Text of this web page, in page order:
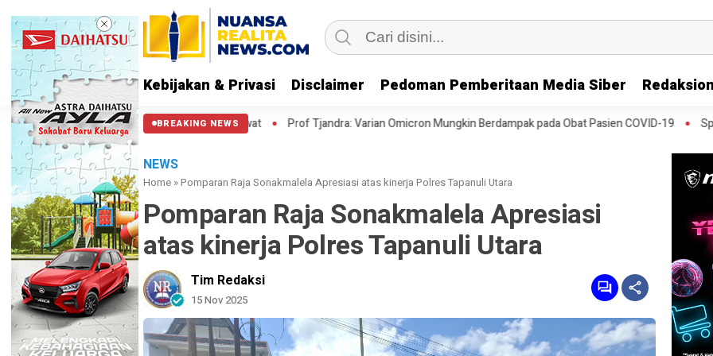
Kebijakan & Privasi Disclaimer Pedoman Pemberitaan Media Siber
BREAKING NEWS
Balik ke HI Sambil Salawat Prof Tjandra: Varian Omicron Mungkin Berdampak pada Obat Pasien COVID-19 Speedboat Bawa 23
NEWS
Home »Pomparan Raja Sonakmalela Apresiasi atas kinerja Polres Tapanuli Utara
Pomparan Raja Sonakmalela Apresiasi
atas kinerja Polres Tapanuli Utara
Tim Redaksi
15 Nov 2025